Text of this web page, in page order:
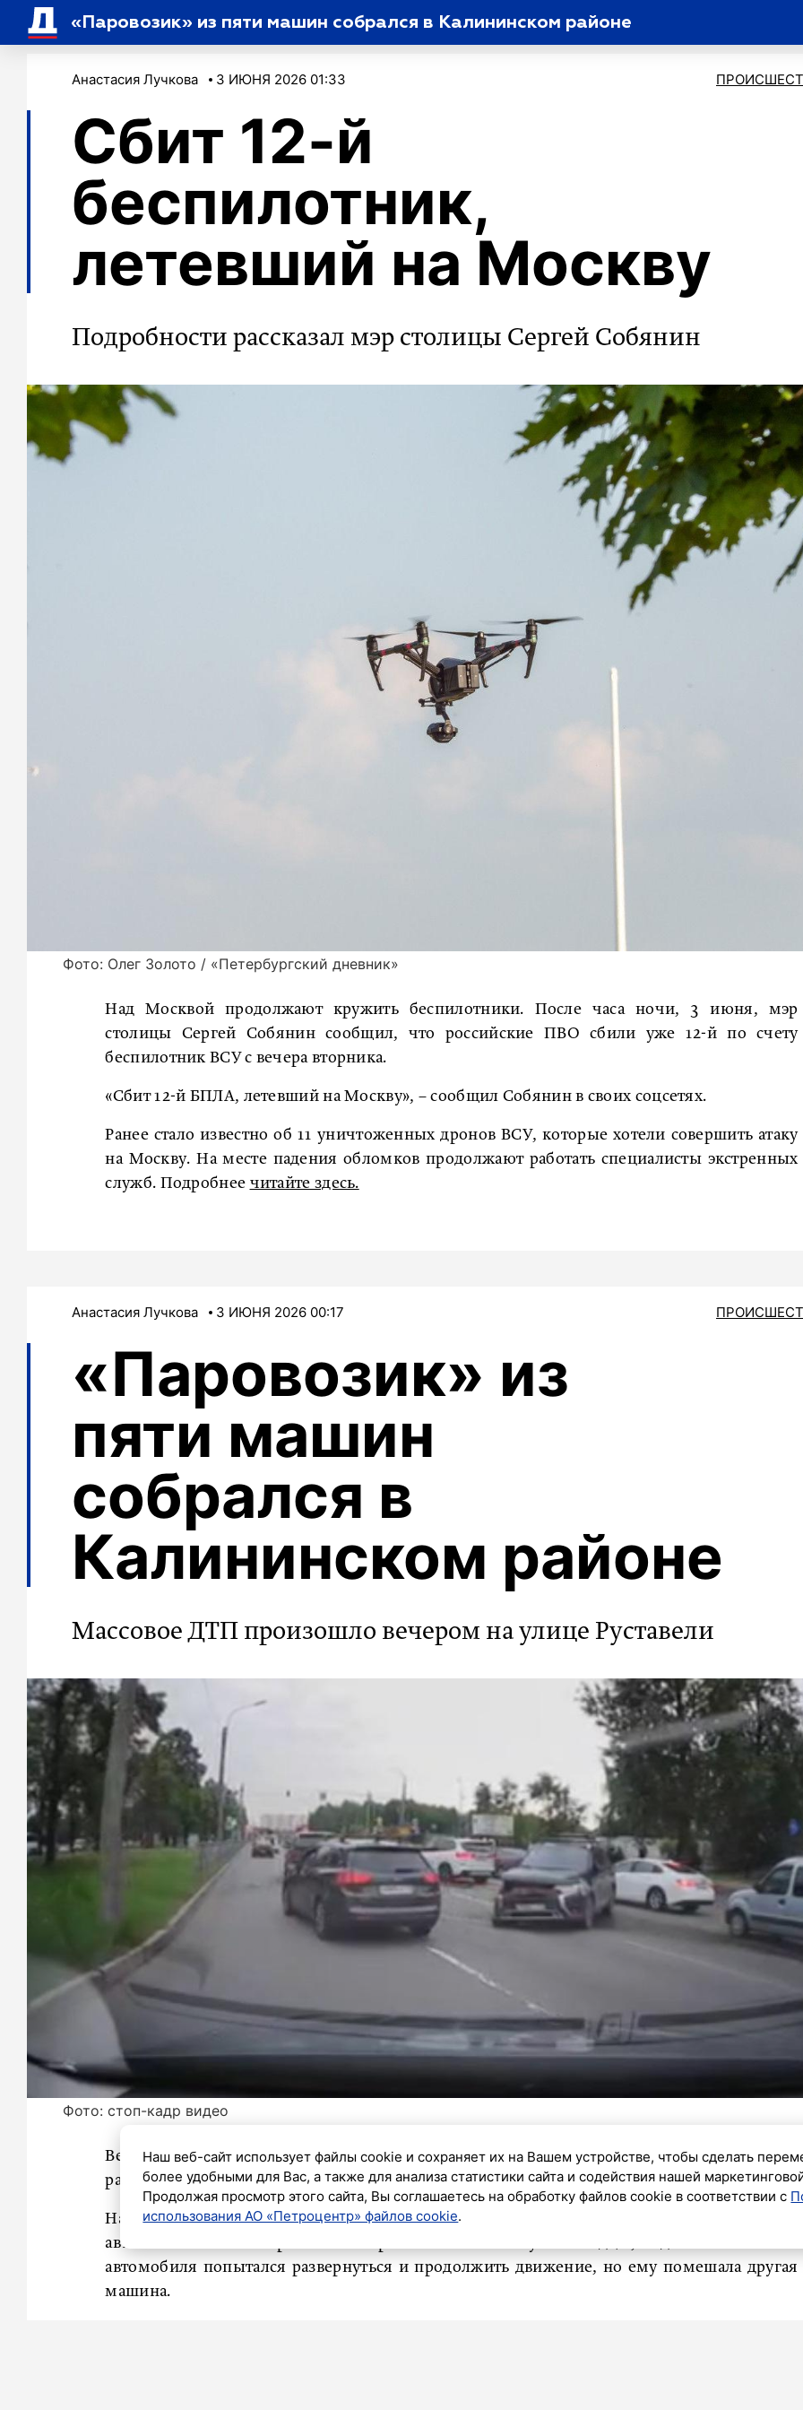
«Паровозик» из пяти машин собрался в Калининском районе
Анастасия Лучкова 3 ИЮНЯ 2026 01:33
Сбит 12-й
беспилотник,
летевший на Москву
Подробности рассказал мэр столицы Сергей Собянин
Фото: Олег Золото / «Петербургский дневник»
Над Москвой продолжают кружить беспилотники. После часа ночи, 3 июня, мэр
столицы Сергей Собянин сообщил, что российские ПВО сбили уже 12-й по счету
беспилотник ВСУ с вечера вторника.
«Сбит 12-й БПЛА, летевший на Москву», – сообщил Собянин в своих соцсетях.
Ранее стало известно об 11 уничтоженных дронов ВСУ, которые хотели совершить атаку
на Москву. На месте падения обломков продолжают работать специалисты экстренных
служб. Подробнее читайте здесь.
Анастасия Лучкова 3 ИЮНЯ 2026 00:17
«Паровозик» из
пяти машин
собрался в
Калининском районе
Массовое ДТП произошло вечером на улице Руставели
Фото: стоп-кадр видео
Вечером во вторник, 2 июня, произошло массовое ДТП на перекрестке в Калининском
районе Петербурга. Как сообщили очевидцы в соцсетях, авария случилась около 19:45.
На углу улицы Руставели и проспекта Луначарского столкнулись минимум пять
автомобилей. Они образовали «паровозик». Как пишут очевидцы, водитель легкового
автомобиля попытался развернуться и продолжить движение, но ему помешала другая
машина.
Наш веб-сайт использует файлы cookie и сохраняет их на Вашем устройстве, чтобы сделать
более удобными для Вас, а также для анализа статистики сайта и содействия нашей
Продолжая просмотр этого сайта, Вы соглашаетесь на обработку файлов cookie в соответствии с
использования АО «Петроцентр» файлов cookie.